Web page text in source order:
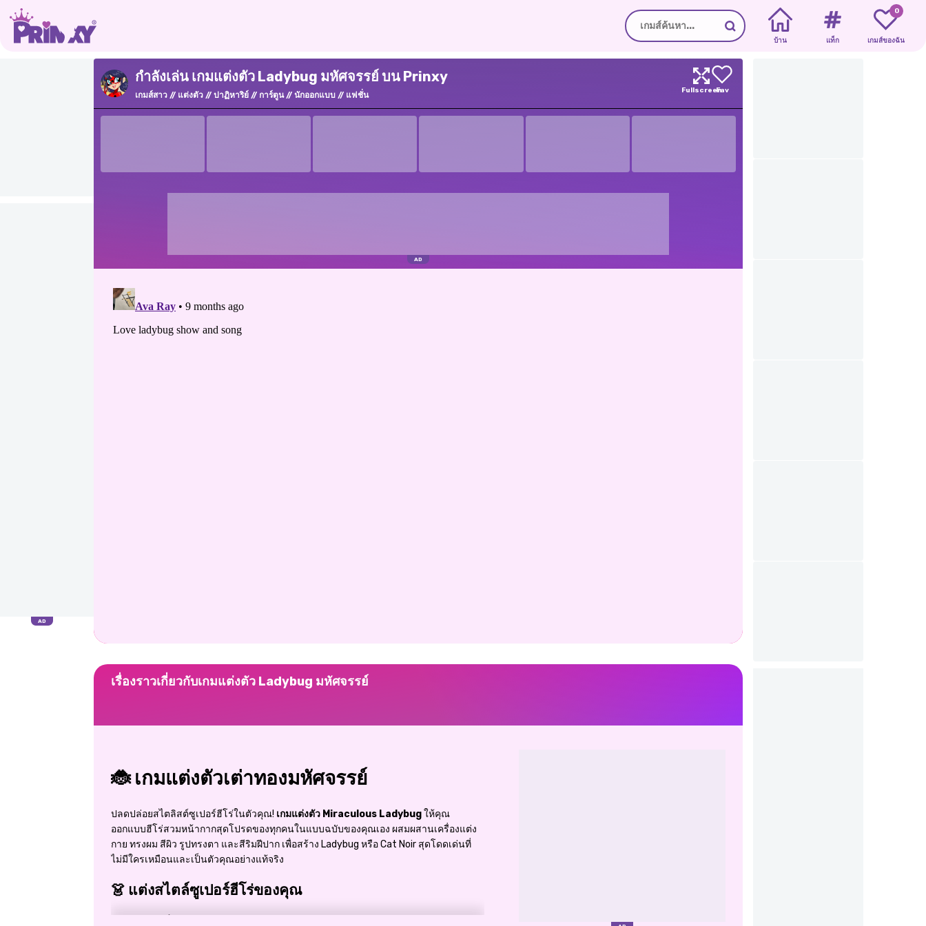
บ้าน แท็ก
0
เกมส์ของฉัน
กำลังเล่น เกมแต่งตัว Ladybug มหัศจรรย์ บน Prinxy
เกมส์สาว แต่งตัว ปาฏิหาริย์ การ์ตูน นักออกแบบ แฟชั่น
เรื่องราวเกี่ยวกับเกมแต่งตัว Ladybug มหัศจรรย์
🐞 เกมแต่งตัวเต่าทองมหัศจรรย์
ปลดปล่อยสไตลิสต์ซูเปอร์ฮีโร่ในตัวคุณ! เกมแต่งตัว Miraculous Ladybugให้คุณ
ออกแบบฮีโร่สวมหน้ากากสุดโปรดของทุกคนในแบบฉบับของคุณเอง ผสมผสานเครื่องแต่ง
กาย ทรงผม สีผิว รูปทรงตา และสีริมฝีปาก เพื่อสร้าง Ladybug หรือ Cat Noir สุดโดดเด่นที่
ไม่มีใครเหมือนและเป็นตัวคุณอย่างแท้จริง
👗 แต่งสไตล์ซูเปอร์ฮีโร่ของคุณ